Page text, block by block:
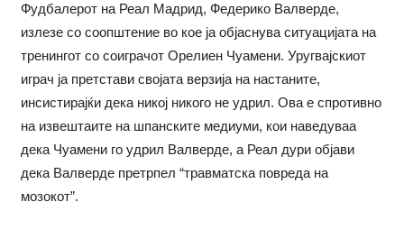
Фудбалерот на Реал Мадрид, Федерико Валверде,
излезе со соопштение во кое ја објаснува ситуацијата на
тренингот со соиграчот Орелиен Чуамени. Уругвајскиот
играч ја претстави својата верзија на настаните,
инсистирајќи дека никој никого не удрил. Ова е спротивно
на извештаите на шпанските медиуми, кои наведуваа
дека Чуамени го удрил Валверде, а Реал дури објави
дека Валверде претрпел “травматска повреда на
мозокот”.